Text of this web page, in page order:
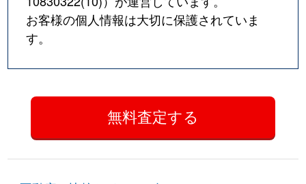
お客様の個人情報は大切に保護されていま
す。